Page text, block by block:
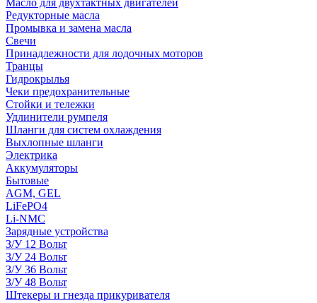
Масло для двухтактных двигателей
Редукторные масла
Промывка и замена масла
Свечи
Принадлежности для лодочных моторов
Транцы
Гидрокрылья
Чеки предохранительные
Стойки и тележки
Удлинители румпеля
Шланги для систем охлаждения
Выхлопные шланги
Электрика
Аккумуляторы
Бытовые
AGM, GEL
LiFePO4
Li-NMC
Зарядные устройства
З/У 12 Вольт
З/У 24 Вольт
З/У 36 Вольт
З/У 48 Вольт
Штекеры и гнезда прикуривателя